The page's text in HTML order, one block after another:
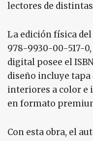
lectores de
La edición física
978-9930-00-517-
digital posee el
diseño incluye
interiores a color
en formato
Con esta obra, el